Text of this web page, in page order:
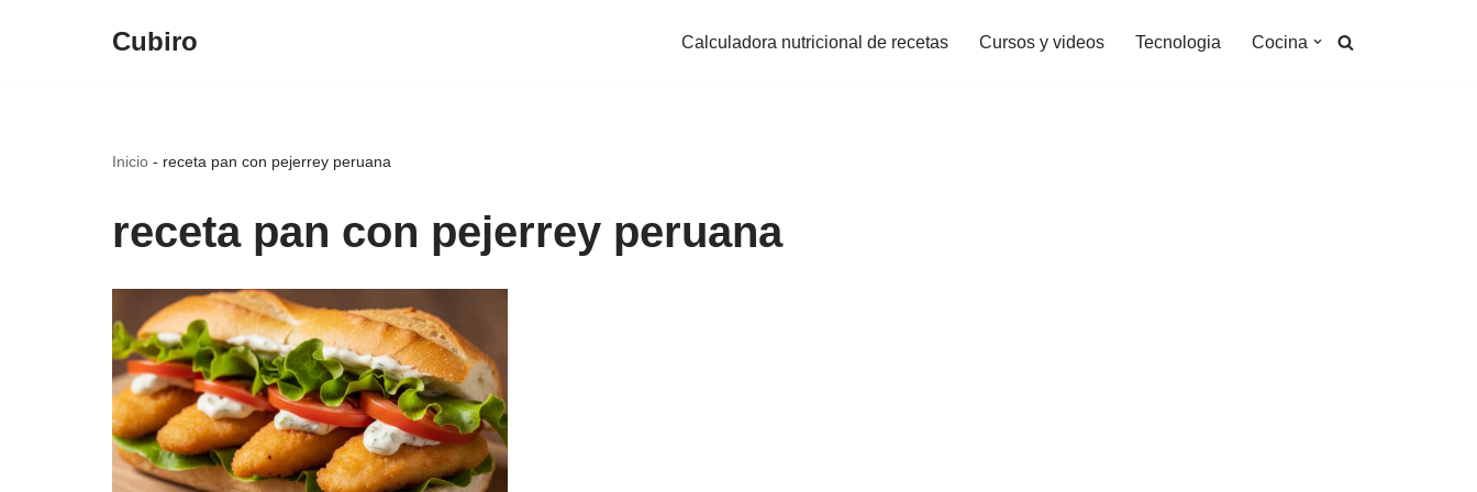
Cubiro Calculadora nutricional de recetas Cursos y videos Tecnologia Cocina
Inicio - receta pan con pejerrey peruana
receta pan con pejerrey peruana